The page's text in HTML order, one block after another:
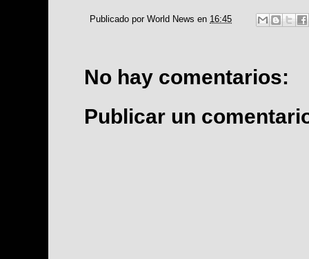
Publicado por World News en 16:45
No hay comentarios:
Publicar un